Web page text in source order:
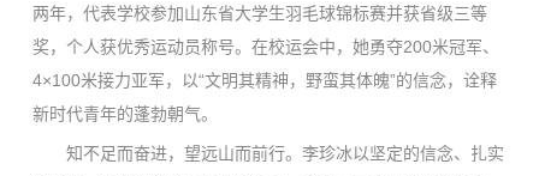
两年，代表学校参加山东省大学生羽毛球锦标赛并获省级三等
奖，个人获优秀运动员称号。在校运会中，她勇夺200米冠军、
4×100米接力亚军，以“文明其精神，野蛮其体魄”的信念，诠释
新时代青年的蓬勃朝气。
知不足而奋进，望远山而前行。李珍冰以坚定的信念、扎实